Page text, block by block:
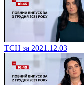
ТСН за 2021.12.03